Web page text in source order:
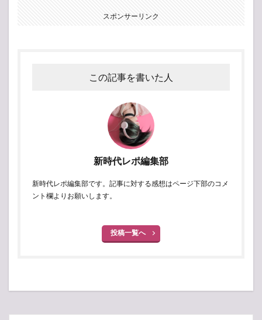
スポンサーリンク
この記事を書いた人
新時代レポ編集部
新時代レポ編集部です。記事に対する感想はページ下部のコメ
ント欄よりお願いします。
投稿一覧へ